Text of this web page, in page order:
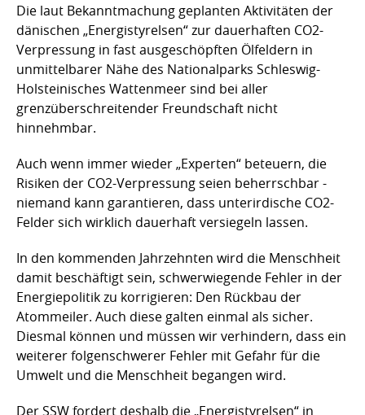
Die laut Bekanntmachung geplanten Aktivitäten der
dänischen „Energistyrelsen“ zur dauerhaften CO2-
Verpressung in fast ausgeschöpften Ölfeldern in
unmittelbarer Nähe des Nationalparks Schleswig-
Holsteinisches Wattenmeer sind bei aller
grenzüberschreitender Freundschaft nicht
hinnehmbar.
Auch wenn immer wieder „Experten“ beteuern, die
Risiken der CO2-Verpressung seien beherrschbar -
niemand kann garantieren, dass unterirdische CO2-
Felder sich wirklich dauerhaft versiegeln lassen.
In den kommenden Jahrzehnten wird die Menschheit
damit beschäftigt sein, schwerwiegende Fehler in der
Energiepolitik zu korrigieren: Den Rückbau der
Atommeiler. Auch diese galten einmal als sicher.
Diesmal können und müssen wir verhindern, dass ein
weiterer folgenschwerer Fehler mit Gefahr für die
Umwelt und die Menschheit begangen wird.
Der SSW fordert deshalb die „Energistyrelsen“ in